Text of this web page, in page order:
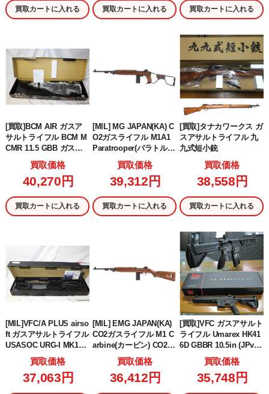
買取カートに入れる
T) (18歳以上専用)
買取カートに入れる 買取カートに入れる
[買取]BCM AIR ガスア
サルトライフル BCM M
CMR 11.5 GBB ガスブ
ローバック (18歳以上専
買取価格
40,270円
買取カートに入れる
[MIL] MG JAPAN(KA) C
O2ガスライフル M1A1
Paratrooper(パラトルー
パー) CO2GBB(KA-AG-1
26) (18歳以上専用)
買取価格
39,312円
買取カートに入れる
[買取]タナカワークス ガ
スアサルトライフル 九
九式短小銃
買取価格
38,558円
買取カートに入れる
[MIL]VFC/A PLUS airso
ft ガスアサルトライフル
USASOC URG-I MK16 1
1.5インチ(A-PLUS Ver.)
ガスブローバック(VFC-
052-BK) (18歳以上専用)
買取価格
37,063円
[MIL] EMG JAPAN(KA)
CO2ガスライフル M1 C
arbine(カービン) CO2G
BB(KA-AG-127) (18歳以
上専用)
買取価格
36,412円
[買取]VFC ガスアサルト
ライフル Umarex HK41
6D GBBR 10.5in (JPve
r./HK Licensed)
買取価格
35,748円